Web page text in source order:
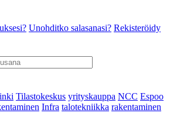
Unohditko salasanasi? Rekisteröidy
Tilastokeskus yrityskauppa NCC Espoo
Infra talotekniikka rakentaminen